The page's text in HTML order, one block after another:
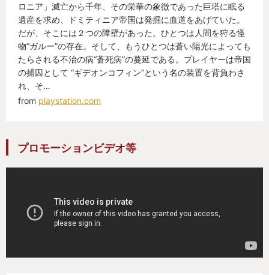
ロニア」滅亡から千年、その栄華の象徴であった巨塔に眠る
遺産を求め、ドミティニア帝国は発掘に血道をあげていた。
だが、そこには２つの障壁があった。ひとつは人間を狩る怪
物“ガルー”の存在。そして、もうひとつは蒼い陽光によっても
たらされる不治の病“蒼死病”の蔓延である。プレイヤーは帝国
の捕囚として “ギデオンコフィン”という名の装置を背負わさ
れ、そ…
from playstation.com
プロモーションビデオ等